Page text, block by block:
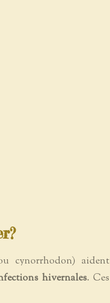
cynorrhodon) aident
hivernales. Ces